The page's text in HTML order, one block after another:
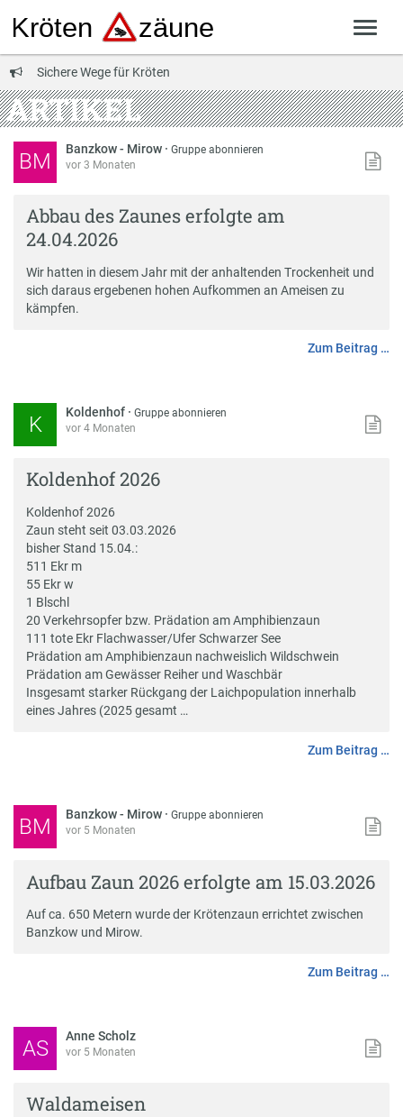
Sichere Wege für Kröten
ARTIKEL
BM Banzkow - Mirow ·Gruppe abonnieren
vor 3 Monaten
Abbau des Zaunes erfolgte am
24.04.2026
Wir hatten in diesem Jahr mit der anhaltenden Trockenheit und
sich daraus ergebenen hohen Aufkommen an Ameisen zu
kämpfen.
Zum Beitrag …
K Koldenhof ·Gruppe abonnieren
vor 4 Monaten
Koldenhof 2026
Koldenhof 2026
Zaun steht seit 03.03.2026
bisher Stand 15.04.:
511 Ekr m
55 Ekr w
1 Blschl
20 Verkehrsopfer bzw. Prädation am Amphibienzaun
111 tote Ekr Flachwasser/Ufer Schwarzer See
Prädation am Amphibienzaun nachweislich Wildschwein
Prädation am Gewässer Reiher und Waschbär
Insgesamt starker Rückgang der Laichpopulation innerhalb
eines Jahres (2025 gesamt …
Zum Beitrag …
BM Banzkow - Mirow ·Gruppe abonnieren
vor 5 Monaten
Aufbau Zaun 2026 erfolgte am 15.03.2026
Auf ca. 650 Metern wurde der Krötenzaun errichtet zwischen
Banzkow und Mirow.
Zum Beitrag …
AS Anne Scholz
vor 5 Monaten
Waldameisen